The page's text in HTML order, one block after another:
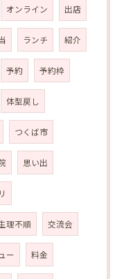
オンライン 出店
ランチ 紹介
予約 予約枠
体型戻し
つくば市
思い出
理不順 交流会
ー 料金